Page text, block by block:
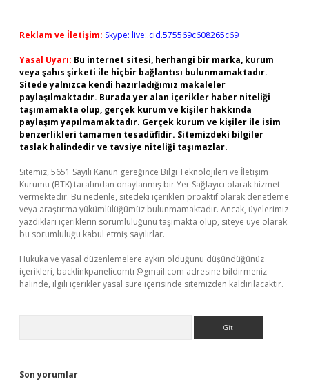
Reklam ve İletişim: Skype: live:.cid.575569c608265c69
Yasal Uyarı: Bu internet sitesi, herhangi bir marka, kurum
veya şahıs şirketi ile hiçbir bağlantısı bulunmamaktadır.
Sitede yalnızca kendi hazırladığımız makaleler
paylaşılmaktadır. Burada yer alan içerikler haber niteliği
taşımamakta olup, gerçek kurum ve kişiler hakkında
paylaşım yapılmamaktadır. Gerçek kurum ve kişiler ile isim
benzerlikleri tamamen tesadüfidir. Sitemizdeki bilgiler
taslak halindedir ve tavsiye niteliği taşımazlar.
Sitemiz, 5651 Sayılı Kanun gereğince Bilgi Teknolojileri ve İletişim
Kurumu (BTK) tarafından onaylanmış bir Yer Sağlayıcı olarak hizmet
vermektedir. Bu nedenle, sitedeki içerikleri proaktif olarak denetleme
veya araştırma yükümlülüğümüz bulunmamaktadır. Ancak, üyelerimiz
yazdıkları içeriklerin sorumluluğunu taşımakta olup, siteye üye olarak
bu sorumluluğu kabul etmiş sayılırlar.
Hukuka ve yasal düzenlemelere aykırı olduğunu düşündüğünüz
içerikleri, backlinkpanelicomtr@gmail.com adresine bildirmeniz
halinde, ilgili içerikler yasal süre içerisinde sitemizden kaldırılacaktır.
Son yorumlar